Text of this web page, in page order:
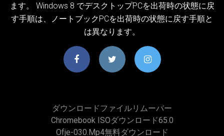
ます。 Windows 8 でデスクトップPCを出荷時の状態に戻
す手順は、ノートブックPCを出荷時の状態に戻す手順と
は異なります。
ダウンロードファイルリムーバー
Chromebook ISOダウンロード65.0
Ofje-030.mp4無料ダウンロード